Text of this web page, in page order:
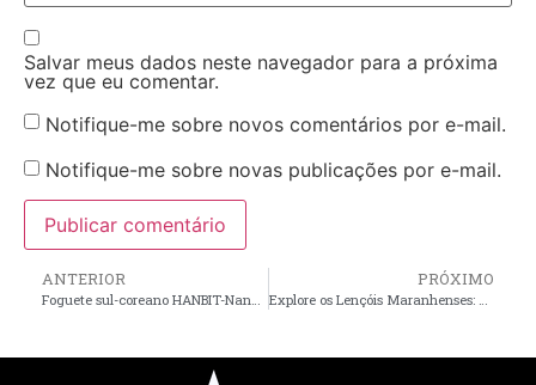
Salvar meus dados neste navegador para a próxima
vez que eu comentar.
Notifique-me sobre novos comentários por e-mail.
Notifique-me sobre novas publicações por e-mail.
ANTERIOR PRÓXIMO